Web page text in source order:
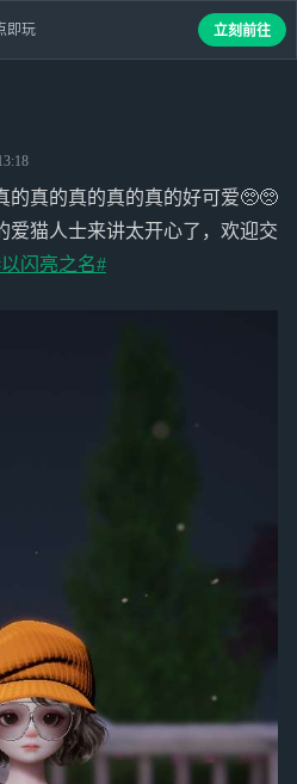
的真的真的真的真的好可爱🥺🥺
爱猫人士来讲太开心了，欢迎交
闪亮之名#
即玩 立刻前往